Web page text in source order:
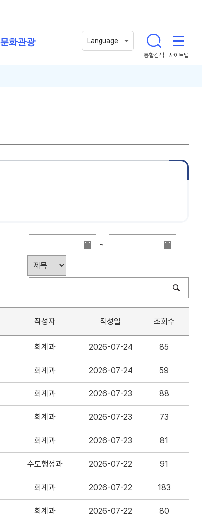
문화관광 Language
통합검색 사이트맵
~
작성자 작성일 조회수
회계과 2026-07-24 85
회계과 2026-07-24 59
회계과 2026-07-23 88
회계과 2026-07-23 73
회계과 2026-07-23 81
수도행정과 2026-07-22 91
회계과 2026-07-22 183
회계과 2026-07-22 80